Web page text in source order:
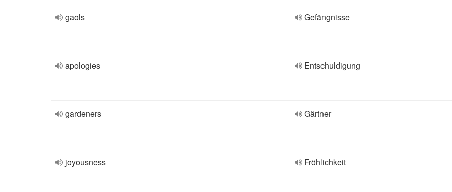
gaols Gefängnisse
apologies Entschuldigung
gardeners Gärtner
joyousness Fröhlichkeit